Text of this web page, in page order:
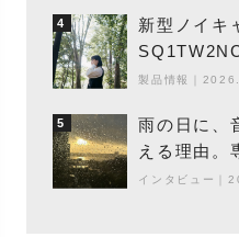
4
新型ノイキ
木”になり
製品情報
5
雨の日に、
える理由。
ンドスケー
インタビュー